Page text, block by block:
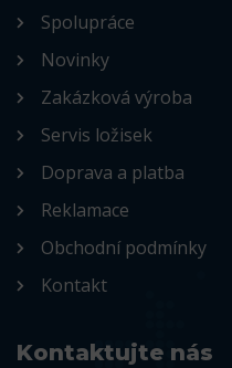
Spolupráce
Novinky
Zakázková výroba
Servis ložisek
Doprava a platba
Reklamace
Obchodní podmínky
Kontakt
Kontaktujte nás